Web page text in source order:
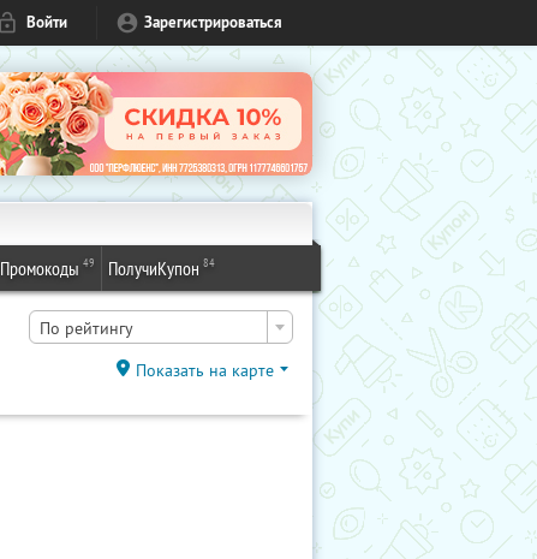
Войти Зарегистрироваться
Промокоды 49 ПолучиКупон 84
По рейтингу
Показать на карте